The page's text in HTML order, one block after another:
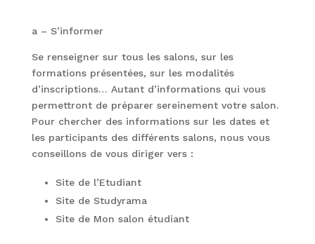
a – S’informer
Se renseigner sur tous les salons, sur les
formations présentées, sur les modalités
d’inscriptions… Autant d’informations qui vous
permettront de préparer sereinement votre salon.
Pour chercher des informations sur les dates et
les participants des différents salons, nous vous
conseillons de vous diriger vers :
Site de l’Etudiant
Site de Studyrama
Site de Mon salon étudiant